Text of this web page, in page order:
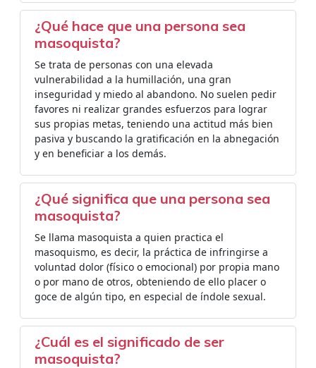
¿Qué hace que una persona sea
masoquista?
Se trata de personas con una elevada
vulnerabilidad a la humillación, una gran
inseguridad y miedo al abandono. No suelen pedir
favores ni realizar grandes esfuerzos para lograr
sus propias metas, teniendo una actitud más bien
pasiva y buscando la gratificación en la abnegación
y en beneficiar a los demás.
¿Qué significa que una persona sea
masoquista?
Se llama masoquista a quien practica el
masoquismo, es decir, la práctica de infringirse a
voluntad dolor (físico o emocional) por propia mano
o por mano de otros, obteniendo de ello placer o
goce de algún tipo, en especial de índole sexual.
¿Cuál es el significado de ser
masoquista?